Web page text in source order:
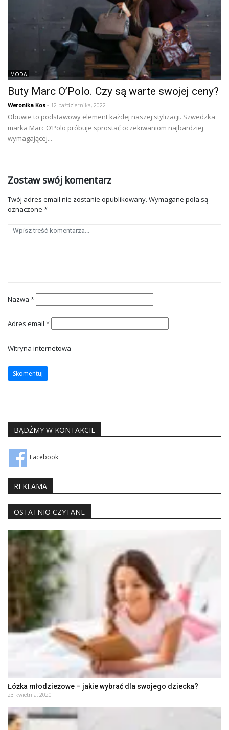
MODA
Buty Marc O’Polo. Czy są warte swojej ceny?
Weronika Kos - 12 października, 2022
Obuwie to podstawowy element każdej naszej stylizacji. Szwedzka
marka Marc O’Polo próbuje sprostać oczekiwaniom najbardziej
wymagającej...
Zostaw swój komentarz
Twój adres email nie zostanie opublikowany. Wymagane pola są
oznaczone *
Nazwa *
Adres email *
Witryna internetowa
BĄDŹMY W KONTAKCIE
Facebook
REKLAMA
OSTATNIO CZYTANE
Łóżka młodzieżowe – jakie wybrać dla swojego dziecka?
23 kwietnia, 2020